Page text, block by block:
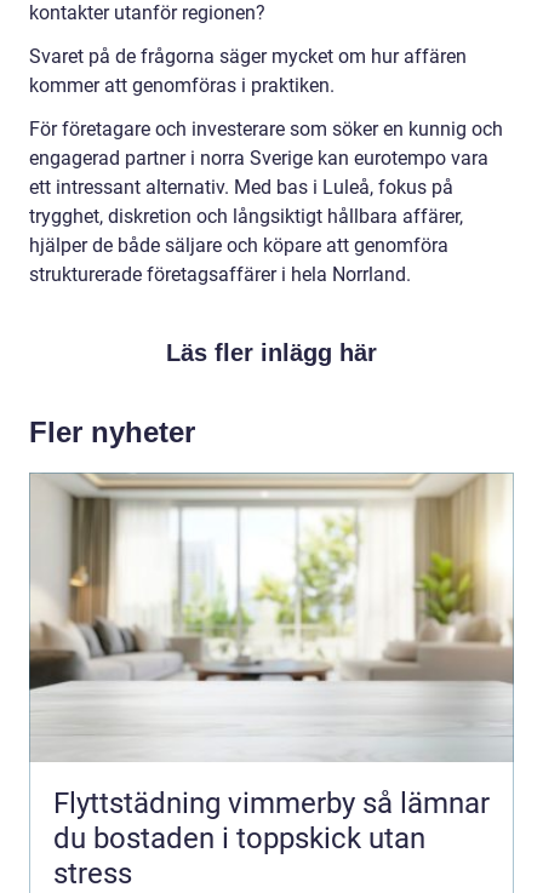
kontakter utanför regionen?
Svaret på de frågorna säger mycket om hur affären
kommer att genomföras i praktiken.
För företagare och investerare som söker en kunnig och
engagerad partner i norra Sverige kan eurotempo vara
ett intressant alternativ. Med bas i Luleå, fokus på
trygghet, diskretion och långsiktigt hållbara affärer,
hjälper de både säljare och köpare att genomföra
strukturerade företagsaffärer i hela Norrland.
Läs fler inlägg här
Fler nyheter
Flyttstädning vimmerby så lämnar
du bostaden i toppskick utan
stress